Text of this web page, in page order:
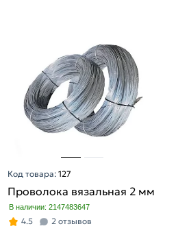
Код товара:127
Проволока вязальная 2 мм
В наличии: 2147483647
4.5 2 отзывов